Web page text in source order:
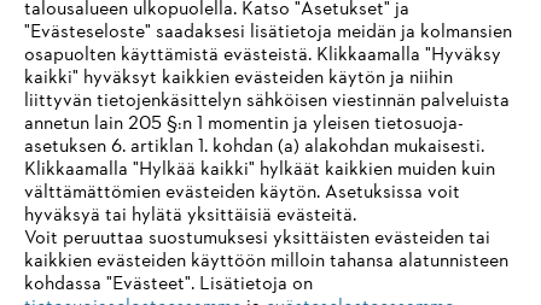
Ura
Ilmiantajajärjestelmä
talousalueen ulkopuolella. Katso "Asetukset" ja
"Evästeseloste" saadaksesi lisätietoja meidän ja kolmansien
osapuolten käyttämistä evästeistä. Klikkaamalla "Hyväksy
kaikki" hyväksyt kaikkien evästeiden käytön ja niihin
liittyvän tietojenkäsittelyn sähköisen viestinnän palveluista
annetun lain 205 §:n 1 momentin ja yleisen tietosuoja-
asetuksen 6. artiklan 1. kohdan (a) alakohdan mukaisesti.
Klikkaamalla "Hylkää kaikki" hylkäät kaikkien muiden kuin
välttämättömien evästeiden käytön. Asetuksissa voit
hyväksyä tai hylätä yksittäisiä evästeitä.
Voit peruuttaa suostumuksesi yksittäisten evästeiden tai
kaikkien evästeiden käyttöön milloin tahansa alatunnisteen
kohdassa "Evästeet". Lisätietoja on